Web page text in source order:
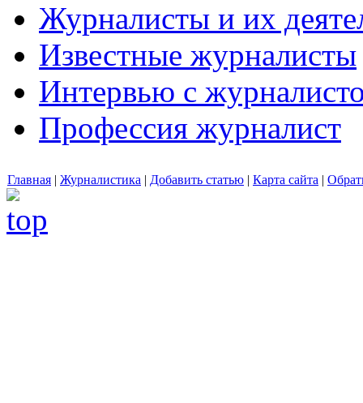
Журналисты и их
Известные журналисты
Интервью с
Профессия журналист
Главная | Журналистика | Добавить статью | Карта сайта |